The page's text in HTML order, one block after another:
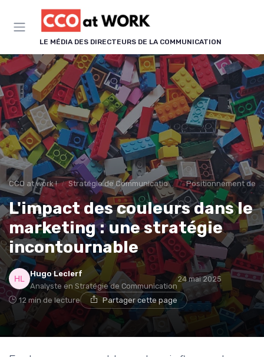
LE MÉDIA DES DIRECTEURS DE LA COMMUNICATION
CCO at work ! Stratégie de Communication & Image Positionnement de
L'impact des couleurs dans le
marketing : une stratégie
incontournable
Hugo Leclerf
Analyste en Stratégie de Communication
24 mai 2025
12 min de lecture Partager cette page
Panneau de gestion des cookies